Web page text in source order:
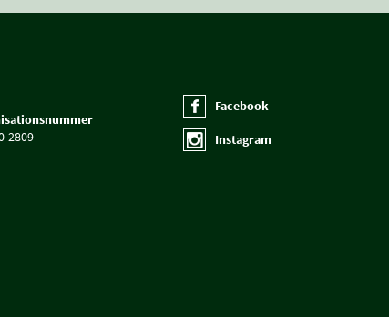
2809
Facebook
Instagram